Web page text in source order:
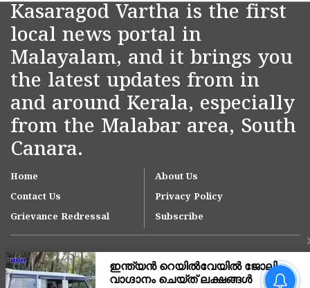
Kasaragod Vartha is the first
local news portal in
Malayalam, and it brings you
the latest updates from in
and around Kerala, especially
from the Malabar area, South
Canara.
Home
About Us
Contact Us
Privacy Policy
Grievance Redressal
Subscribe
ഓണക്കാലത്ത് 1,65,000